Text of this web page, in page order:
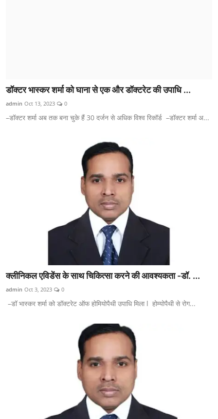
डॉक्टर भास्कर शर्मा को घाना से एक और डॉक्टरेट की उपाधि ...
admin Oct 13, 2023 0
–डॉक्टर शर्मा अब तक बना चुके हैं 30 दर्जन से अधिक विश्व रिकॉर्ड –डॉक्टर शर्मा अ...
क्लीनिकल एविडेंस के साथ चिकित्सा करने की आवश्यकता -डॉ. ...
admin Oct 3, 2023 0
–डॉ भास्कर शर्मा को डॉक्टरेट ऑफ होमियोपैथी उपाधि मिला l होम्योपैथी से रोग...